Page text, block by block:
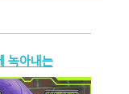
녹아내는